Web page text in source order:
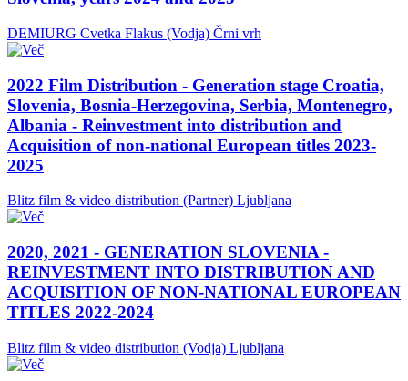
DEMIURG Cvetka Flakus (Vodja) Črni vrh
2022 Film Distribution - Generation stage Croatia,
Slovenia, Bosnia-Herzegovina, Serbia, Montenegro,
Albania - Reinvestment into distribution and
Acquisition of non-national European titles 2023-
2025
Blitz film & video distribution (Partner) Ljubljana
2020, 2021 - GENERATION SLOVENIA -
REINVESTMENT INTO DISTRIBUTION AND
ACQUISITION OF NON-NATIONAL EUROPEAN
TITLES 2022-2024
Blitz film & video distribution (Vodja) Ljubljana